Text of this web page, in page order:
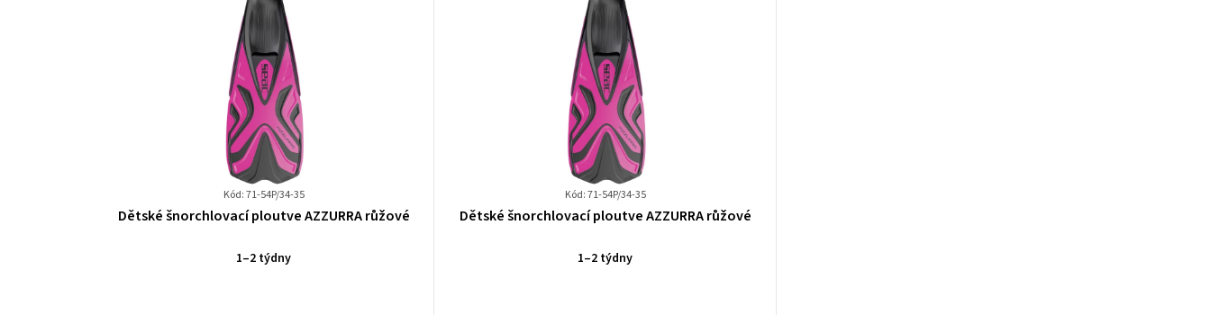
Kód: 71-54P/34-35
Průměrné
produktu
Dětské šnorchlovací ploutve AZZURRA růžové
1–2 týdny
Kód: 71-54P/34-35
Průměrné
produktu
Dětské šnorchlovací ploutve AZZURRA růžové
1–2 týdny